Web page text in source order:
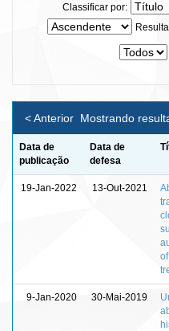
Classificar por:
Mostrando
< Anterior
Data de
publicação
Data de
defesa
19-Jan-2022 13-Out-2021
9-Jan-2020 30-Mai-2019